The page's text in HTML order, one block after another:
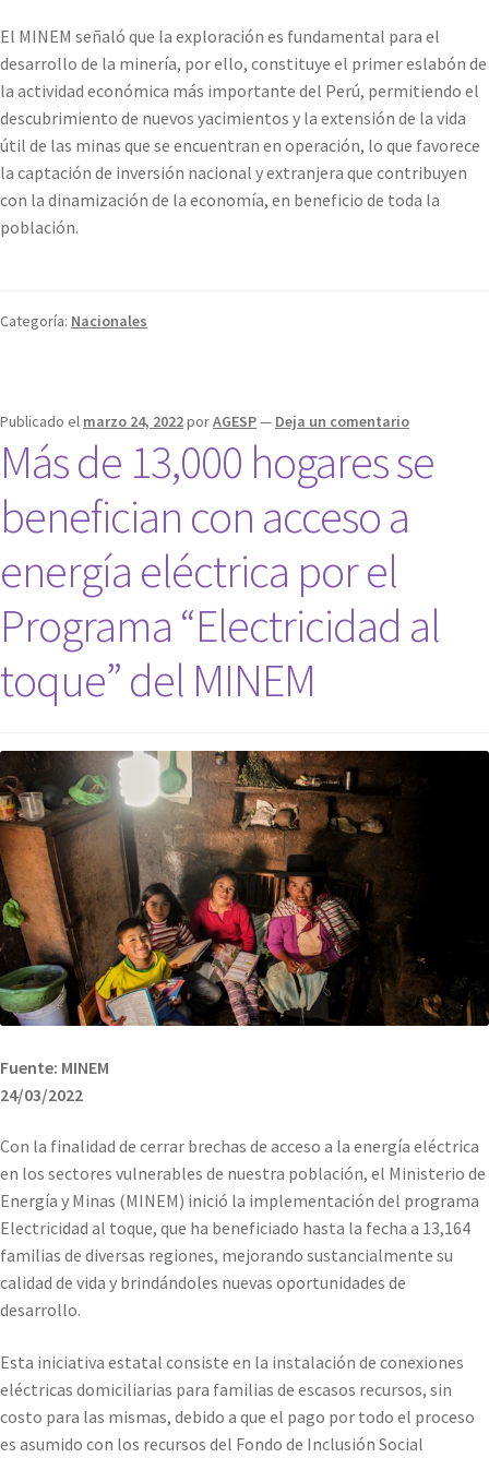
El MINEM señaló que la exploración es fundamental para el
desarrollo de la minería, por ello, constituye el primer eslabón de
la actividad económica más importante del Perú, permitiendo el
descubrimiento de nuevos yacimientos y la extensión de la vida
útil de las minas que se encuentran en operación, lo que favorece
la captación de inversión nacional y extranjera que contribuyen
con la dinamización de la economía, en beneficio de toda la
población.
Categoría: Nacionales
Publicado el marzo 24, 2022porAGESP— Deja un comentario
Más de 13,000 hogares se
benefician con acceso a
energía eléctrica por el
Programa “Electricidad al
toque” del MINEM
Fuente: MINEM
24/03/2022
Con la finalidad de cerrar brechas de acceso a la energía eléctrica
en los sectores vulnerables de nuestra población, el Ministerio de
Energía y Minas (MINEM) inició la implementación del programa
Electricidad al toque, que ha beneficiado hasta la fecha a 13,164
familias de diversas regiones, mejorando sustancialmente su
calidad de vida y brindándoles nuevas oportunidades de
desarrollo.
Esta iniciativa estatal consiste en la instalación de conexiones
eléctricas domiciliarias para familias de escasos recursos, sin
costo para las mismas, debido a que el pago por todo el proceso
es asumido con los recursos del Fondo de Inclusión Social